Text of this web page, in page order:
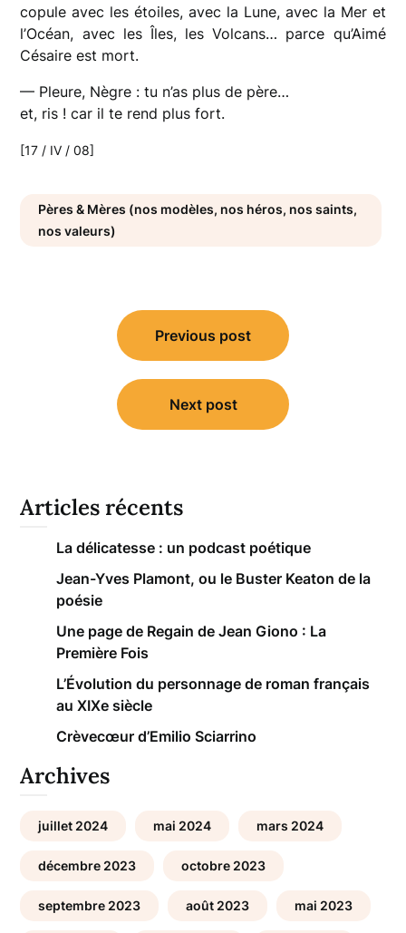
copule avec les étoiles, avec la Lune, avec la Mer et
l’Océan, avec les Îles, les Volcans… parce qu’Aimé
Césaire est mort.
— Pleure, Nègre : tu n’as plus de père…
et, ris ! car il te rend plus fort.
[17 / IV / 08]
Pères & Mères (nos modèles, nos héros, nos saints,
nos valeurs)
Navigation
Previous post
Next post
Articles récents
La délicatesse : un podcast poétique
Jean-Yves Plamont, ou le Buster Keaton de la
poésie
Une page de Regain de Jean Giono : La
Première Fois
L’Évolution du personnage de roman français
au XIXe siècle
Crèvecœur d’Emilio Sciarrino
Archives
juillet 2024 mai 2024 mars 2024
décembre 2023 octobre 2023
septembre 2023 août 2023 mai 2023